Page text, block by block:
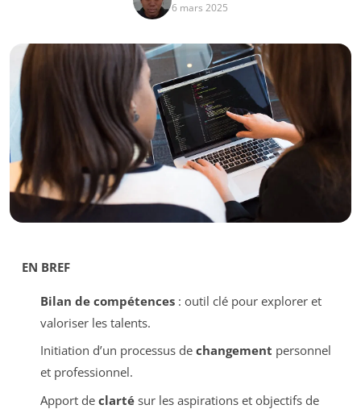
6 mars 2025
EN BREF
Bilan de compétences: outil clé pour explorer et
valoriser les talents.
Initiation d’un processus de changement personnel
et professionnel.
Apport de clartésur les aspirations et objectifs de